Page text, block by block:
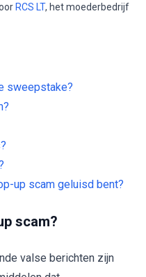
RCS LT, het moederbedrijf
sweepstake?
up scam geluisd bent?
scam?
valse berichten zijn